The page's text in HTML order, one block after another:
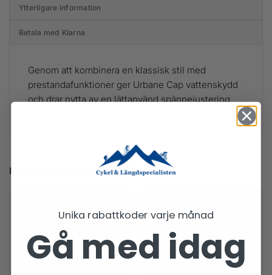
Ytterligare information
Betala med Klarna
Genom att kombinera en klassisk stil med
prestandafunktioner ger Urbane Cap vattenskydd
och drar nytta av en lättanvänd spännejustering.
RELATERADE PRODUKTER
Unika rabattkoder varje månad
Gå med idag